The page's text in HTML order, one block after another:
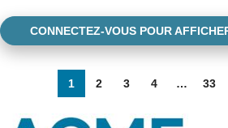
CONNECTEZ-VOUS POUR
1 2 3 4 … 33